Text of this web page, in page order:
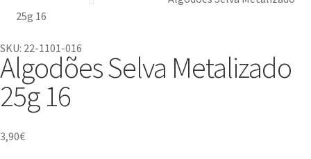
25g 16
SKU: 22-1101-016
Algodões Selva Metalizado
25g 16
3,90€